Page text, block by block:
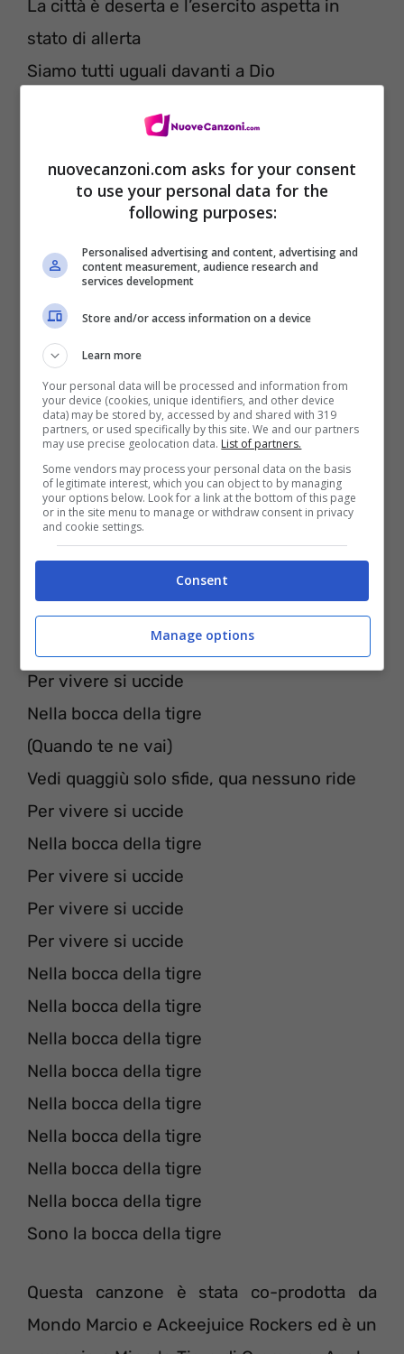
La città è deserta e l’esercito aspetta in
stato di allerta
Siamo tutti uguali davanti a Dio
Anche il tuo migliore amico muore come Io
& Marley
Fai i tuoi sbagli o fai i tuoi bagagli
Poi come Francia e Inghilterra la Guerra dei
Cent’anni
I missionari diventano dei gendarmi e ti
battezzano nel Bacardi, tu
(Quando te ne vai)
Ormai è tardi butta l’orologio
Qua si parla dei poveracci solo al necrologio
Se la ragione non ce la fa più, il terrore apre
ogni porta come un passepartout
Vedi quaggiù solo sfide, qua nessuno ride
Per vivere si uccide
Nella bocca della tigre
Vedi quaggiù solo sfide, qua nessuno ride
Per vivere si uccide
Nella bocca della tigre
(Quando te ne vai)
Vedi quaggiù solo sfide, qua nessuno ride
Per vivere si uccide
Nella bocca della tigre
Per vivere si uccide
Per vivere si uccide
Per vivere si uccide
Nella bocca della tigre
Nella bocca della tigre
Nella bocca della tigre
Nella bocca della tigre
Nella bocca della tigre
Nella bocca della tigre
Nella bocca della tigre
Nella bocca della tigre
Sono la bocca della tigre
Questa canzone è stata co-prodotta da
Mondo Marcio e Ackeejuice Rockers ed è un
nuovecanzoni.com asks for your consent
to use your personal data for the
following purposes:
Personalised advertising and content, advertising and
content measurement, audience research and
services development
Store and/or access information on a device
Learn more
Your personal data will be processed and information from
your device (cookies, unique identifiers, and other device
data) may be stored by, accessed by and shared with 319
partners, or used specifically by this site. We and our partners
may use precise geolocation data. List of partners.
Some vendors may process your personal data on the basis
of legitimate interest, which you can object to by managing
your options below. Look for a link at the bottom of this page
or in the site menu to manage or withdraw consent in privacy
and cookie settings.
Consent
Manage options